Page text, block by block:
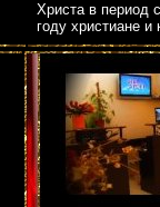
Христа в период
году христиане
праздник имеет
чем у других
дней до Пасхи ,
дней, что Иисус
умереть ради
для
воскресенья во
посвящены
пятница
становится